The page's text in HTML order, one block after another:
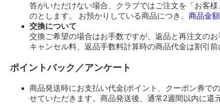
答がいただけない場合、クラブではご注文を「お客
のとします。 お預かりしている商品につき、 商品金
交換について
交換ご希望の場合はお手数ですが、返品と再注文の
キャンセル料、返品手数料計算時の商品代金は割引
ポイントバック／アンケート
商品発送時にお支払い代金(ポイント、クーポン券で
せていただきます。商品発送後、通常2週間以内に還